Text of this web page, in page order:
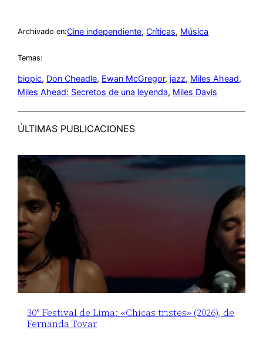
Archivado en:Cine independiente, Críticas, Música
Temas:
biopic, Don Cheadle, Ewan McGregor, jazz, Miles Ahead
Miles Ahead: Secretos de una leyenda, Miles Davis
ÚLTIMAS PUBLICACIONES
30° Festival de Lima: «Chicas tristes» (2026), de
Fernanda Tovar